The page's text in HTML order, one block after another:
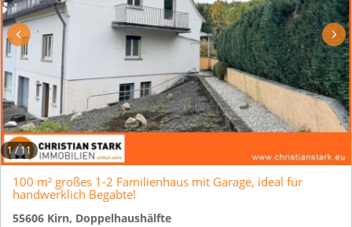
1/11
100 m² großes 1-2 Familienhaus mit Garage, ideal für
handwerklich Begabte!
55606 Kirn, Doppelhaushälfte